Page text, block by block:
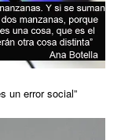
un error social”